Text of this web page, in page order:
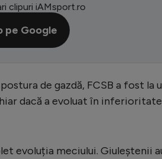
clipuri iAMsport.ro
pe Google
de gazdă, FCSB a fost la
dacă a evoluat în inferioritate
evoluția meciului. Giuleștenii